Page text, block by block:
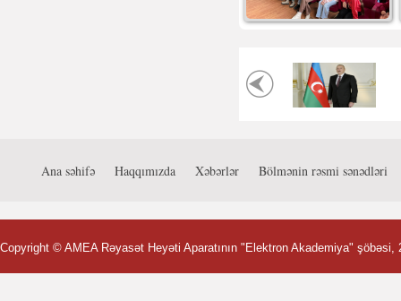
Ana səhifə Haqqımızda Xəbərlər Bölmənin rəsmi sənədləri
Copyright © AMEA Rəyasət Heyəti Aparatının "Elektron Akademiya" şöbəsi,